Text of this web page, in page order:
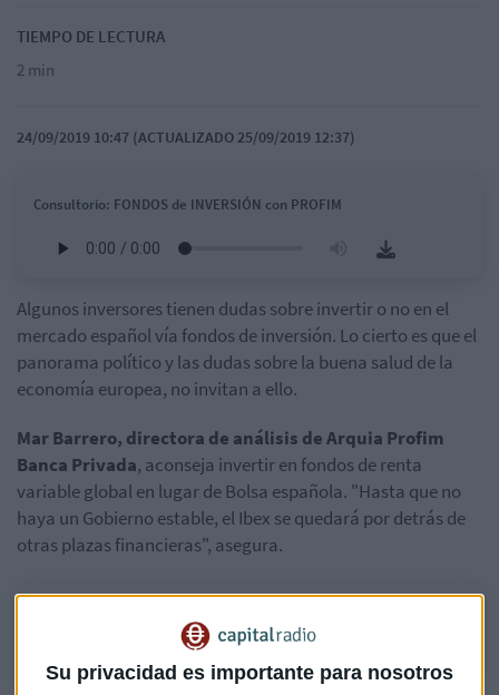
Su privacidad es importante para nosotros
TIEMPO DE LECTURA
2 min
24/09/2019 10:47 (ACTUALIZADO 25/09/2019 12:37)
Consultorio: FONDOS de INVERSIÓN con PROFIM
Algunos inversores tienen dudas sobre invertir o no en el
mercado español vía fondos de inversión. Lo cierto es que el
panorama político y las dudas sobre la buena salud de la
economía europea, no invitan a ello.
Mar Barrero, directora de análisis de Arquia Profim
Banca Privada, aconseja invertir en fondos de renta
variable global en lugar de Bolsa española. "Hasta que no
haya un Gobierno estable, el Ibex se quedará por detrás de
otras plazas financieras", asegura.